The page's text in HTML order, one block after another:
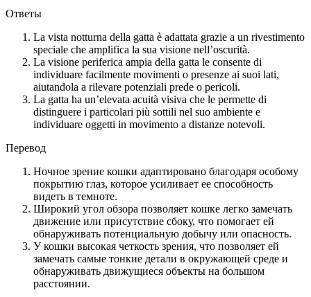
Ответы
La vista notturna della gatta è adattata grazie a un rivestimento
speciale che amplifica la sua visione nell’oscurità.
La visione periferica ampia della gatta le consente di
individuare facilmente movimenti o presenze ai suoi lati,
aiutandola a rilevare potenziali prede o pericoli.
La gatta ha un’elevata acuità visiva che le permette di
distinguere i particolari più sottili nel suo ambiente e
individuare oggetti in movimento a distanze notevoli.
Перевод
Ночное зрение кошки адаптировано благодаря особому
покрытию глаз, которое усиливает ее способность
видеть в темноте.
Широкий угол обзора позволяет кошке легко замечать
движение или присутствие сбоку, что помогает ей
обнаруживать потенциальную добычу или опасность.
У кошки высокая четкость зрения, что позволяет ей
замечать самые тонкие детали в окружающей среде и
обнаруживать движущиеся объекты на большом
расстоянии.